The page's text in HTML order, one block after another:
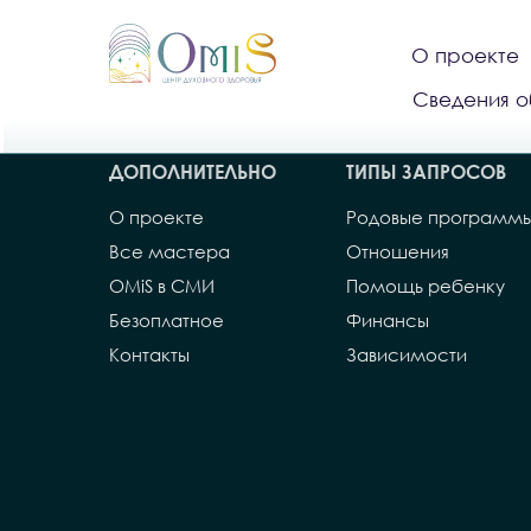
О проекте
Сведения
О проекте
Безоплатное
Контакты
ДОПОЛНИТЕЛЬНО
Родовые
Отношения
Помощь ребенку
Финансы
ТИПЫ ЗАПРОСОВ
Зависимости
OMiS в СМИ
Все мастера